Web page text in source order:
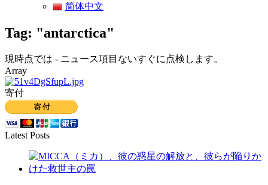
简体中文
Tag: "antarctica"
現時点では - ニュース項目ないすぐに点検します。
Array
寄付
Latest Posts